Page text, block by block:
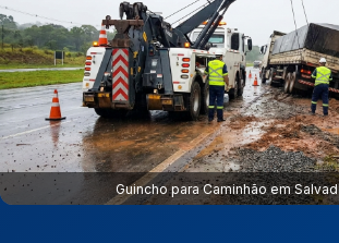
Guincho para Caminhão em